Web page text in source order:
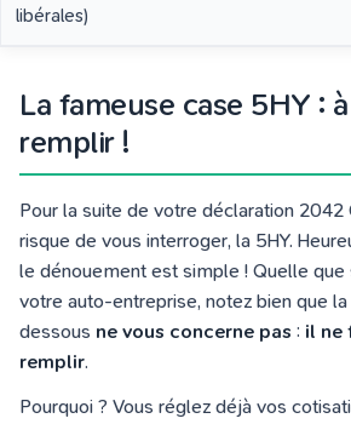
libérales)
La fameuse case 5HY :
remplir !
Pour la suite de votre déclaration 2042
risque de vous interroger, la 5HY.
le dénouement est simple ! Quelle que
votre auto-entreprise, notez bien que
dessous ne vous concerne pas : il ne
remplir.
Pourquoi ? Vous réglez déjà vos